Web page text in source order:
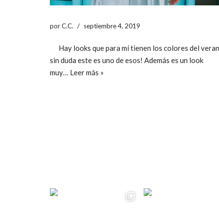
porC.C. septiembre 4, 2019
Hay looks que para mí tienen los colores del
sin duda este es uno de esos! Además es un look
muy… Leer más »